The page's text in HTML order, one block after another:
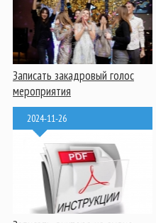
Записать закадровый голос
мероприятия
2024-11-26